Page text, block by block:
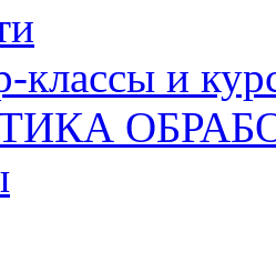
классы и